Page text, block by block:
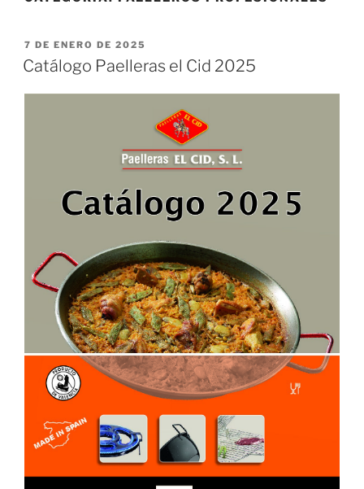
PUBLICADO
EL
7 DE ENERO DE 2025
Catálogo Paelleras el Cid 2025